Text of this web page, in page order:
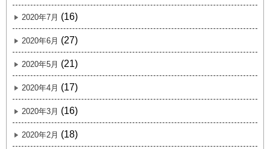
2020年7月 (16)
2020年6月 (27)
2020年5月 (21)
2020年4月 (17)
2020年3月 (16)
2020年2月 (18)